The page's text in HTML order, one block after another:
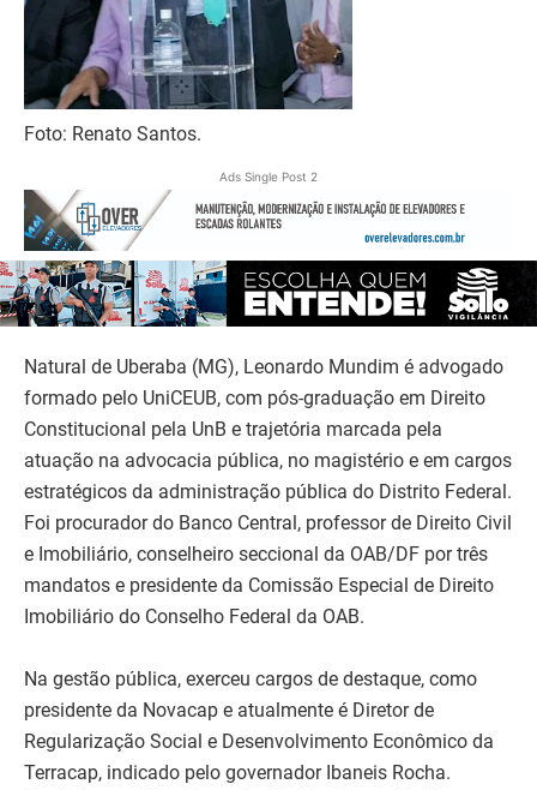
Foto: Renato Santos.
Ads Single Post 2
Natural de Uberaba (MG), Leonardo Mundim é advogado
formado pelo UniCEUB, com pós-graduação em Direito
Constitucional pela UnB e trajetória marcada pela
atuação na advocacia pública, no magistério e em cargos
estratégicos da administração pública do Distrito Federal.
Foi procurador do Banco Central, professor de Direito Civil
e Imobiliário, conselheiro seccional da OAB/DF por três
mandatos e presidente da Comissão Especial de Direito
Imobiliário do Conselho Federal da OAB.
Na gestão pública, exerceu cargos de destaque, como
presidente da Novacap e atualmente é Diretor de
Regularização Social e Desenvolvimento Econômico da
Terracap, indicado pelo governador Ibaneis Rocha.